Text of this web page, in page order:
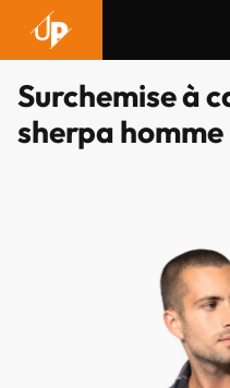
contenu
Surchemise à
sherpa homme